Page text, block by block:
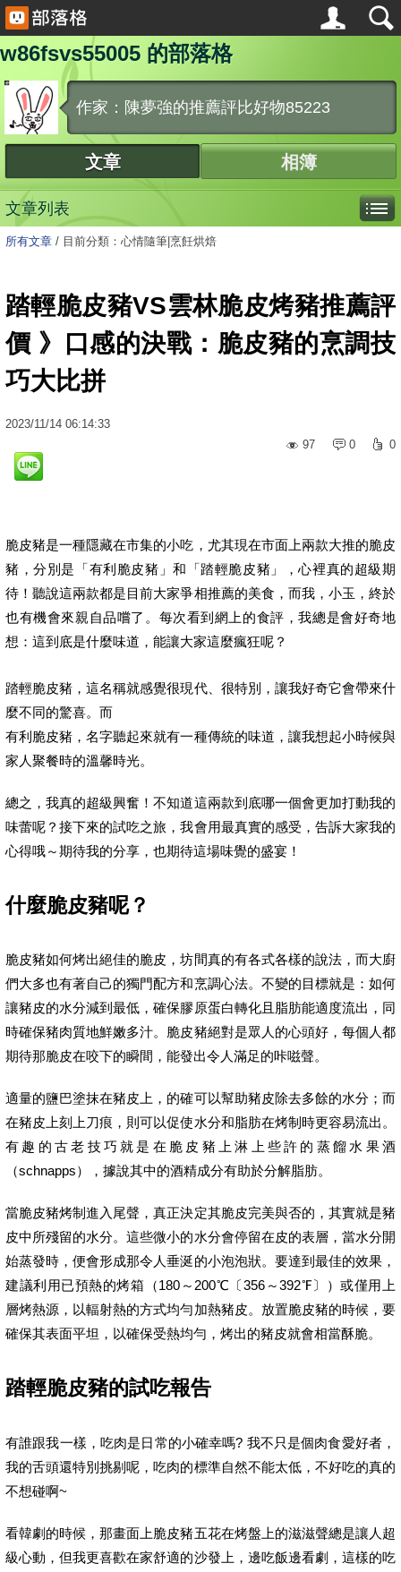
w86fsvs55005 的部落格
作家：陳夢強的推薦評比好物85223
文章 相簿
文章列表
所有文章 / 目前分類：心情隨筆|烹飪烘焙
踏輕脆皮豬VS雲林脆皮烤豬推薦評
價 》口感的決戰：脆皮豬的烹調技
巧大比拼
2023/11/14 06:14:33
97
0 0
脆皮豬是一種隱藏在市集的小吃，尤其現在市面上兩款大推的脆皮
豬，分別是「有利脆皮豬」和「踏輕脆皮豬」，心裡真的超級期
待！聽說這兩款都是目前大家爭相推薦的美食，而我，小玉，終於
也有機會來親自品嚐了。每次看到網上的食評，我總是會好奇地
想：這到底是什麼味道，能讓大家這麼瘋狂呢？
踏輕脆皮豬，這名稱就感覺很現代、很特別，讓我好奇它會帶來什
麼不同的驚喜。而
有利脆皮豬，名字聽起來就有一種傳統的味道，讓我想起小時候與
家人聚餐時的溫馨時光。
總之，我真的超級興奮！不知道這兩款到底哪一個會更加打動我的
味蕾呢？接下來的試吃之旅，我會用最真實的感受，告訴大家我的
心得哦～期待我的分享，也期待這場味覺的盛宴！
什麼脆皮豬呢？
脆皮豬如何烤出絕佳的脆皮，坊間真的有各式各樣的說法，而大廚
們大多也有著自己的獨門配方和烹調心法。不變的目標就是：如何
讓豬皮的水分減到最低，確保膠原蛋白轉化且脂肪能適度流出，同
時確保豬肉質地鮮嫩多汁。脆皮豬絕對是眾人的心頭好，每個人都
期待那脆皮在咬下的瞬間，能發出令人滿足的咔嗞聲。
適量的鹽巴塗抹在豬皮上，的確可以幫助豬皮除去多餘的水分；而
在豬皮上刻上刀痕，則可以促使水分和脂肪在烤制時更容易流出。
有趣的古老技巧就是在脆皮豬上淋上些許的蒸餾水果酒
（schnapps），據說其中的酒精成分有助於分解脂肪。
當脆皮豬烤制進入尾聲，真正決定其脆皮完美與否的，其實就是豬
皮中所殘留的水分。這些微小的水分會停留在皮的表層，當水分開
始蒸發時，便會形成那令人垂涎的小泡泡狀。要達到最佳的效果，
建議利用已預熱的烤箱（180～200℃〔356～392℉〕）或僅用上
層烤熱源，以輻射熱的方式均勻加熱豬皮。放置脆皮豬的時候，要
確保其表面平坦，以確保受熱均勻，烤出的豬皮就會相當酥脆。
踏輕脆皮豬的試吃報告
有誰跟我一樣，吃肉是日常的小確幸嗎? 我不只是個肉食愛好者，
我的舌頭還特別挑剔呢，吃肉的標準自然不能太低，不好吃的真的
不想碰啊~
看韓劇的時候，那畫面上脆皮豬五花在烤盤上的滋滋聲總是讓人超
級心動，但我更喜歡在家舒適的沙發上，邊吃飯邊看劇，這樣的吃